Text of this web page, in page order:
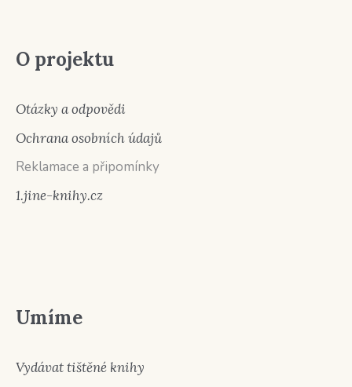
O projektu
Otázky a odpovědi
Ochrana osobních údajů
Reklamace a připomínky
1.jine-knihy.cz
Umíme
Vydávat tištěné knihy